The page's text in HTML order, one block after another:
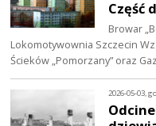
Część
Browar
Lokomotywownia Szczecin
Ścieków „Pomorzany” oraz
2026-05-03,